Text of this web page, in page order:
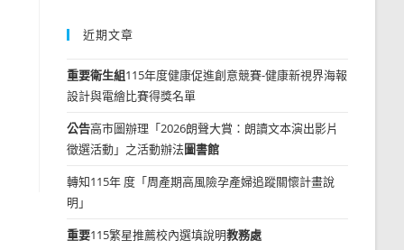
近期文章
重要衛生組115年度健康促進創意競賽-健康新視界海報
設計與電繪比賽得獎名單
公告高市圖辦理「2026朗聲大賞：朗讀文本演出影片
徵選活動」之活動辦法圖書館
轉知115年 度「周產期高風險孕產婦追蹤關懷計畫說
明」
重要115繁星推薦校內選填說明教務處